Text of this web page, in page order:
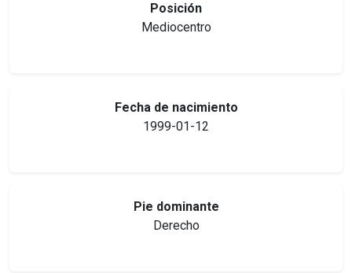
Posición
Mediocentro
Fecha de nacimiento
1999-01-12
Pie dominante
Derecho